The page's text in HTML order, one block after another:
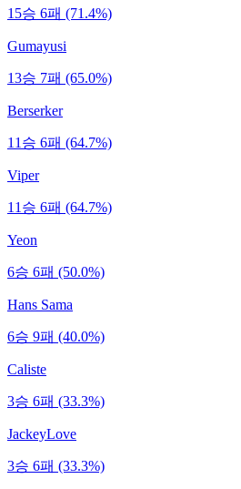
15승 6패 (71.4%)
Gumayusi
13승 7패 (65.0%)
Berserker
11승 6패 (64.7%)
Viper
11승 6패 (64.7%)
Yeon
6승 6패 (50.0%)
Hans Sama
6승 9패 (40.0%)
Caliste
3승 6패 (33.3%)
JackeyLove
3승 6패 (33.3%)